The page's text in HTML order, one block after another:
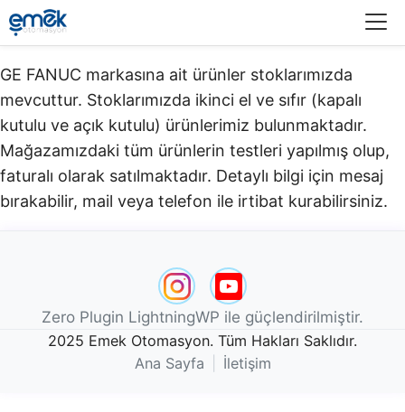
GE FANUC markasına ait ürünler stoklarımızda
mevcuttur. Stoklarımızda ikinci el ve sıfır (kapalı
kutulu ve açık kutulu) ürünlerimiz bulunmaktadır.​
Mağazamızdaki tüm ürünlerin testleri yapılmış olup,
faturalı olarak satılmaktadır. Detaylı bilgi için mesaj
bırakabilir, mail veya telefon ile irtibat kurabilirsiniz.
Zero Plugin LightningWP ile güçlendirilmiştir.
2025 Emek Otomasyon. Tüm Hakları Saklıdır.
Ana Sayfa
İletişim